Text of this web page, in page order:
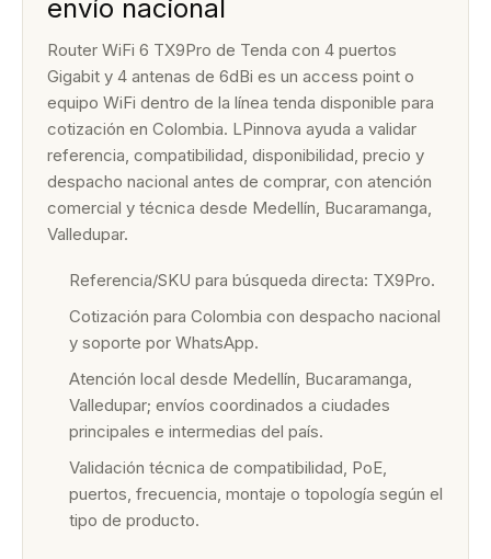
envío nacional
Router WiFi 6 TX9Pro de Tenda con 4 puertos
Gigabit y 4 antenas de 6dBi es un access point o
equipo WiFi dentro de la línea tenda disponible para
cotización en Colombia. LPinnova ayuda a validar
referencia, compatibilidad, disponibilidad, precio y
despacho nacional antes de comprar, con atención
comercial y técnica desde Medellín, Bucaramanga,
Valledupar.
Referencia/SKU para búsqueda directa: TX9Pro.
Cotización para Colombia con despacho nacional
y soporte por WhatsApp.
Atención local desde Medellín, Bucaramanga,
Valledupar; envíos coordinados a ciudades
principales e intermedias del país.
Validación técnica de compatibilidad, PoE,
puertos, frecuencia, montaje o topología según el
tipo de producto.